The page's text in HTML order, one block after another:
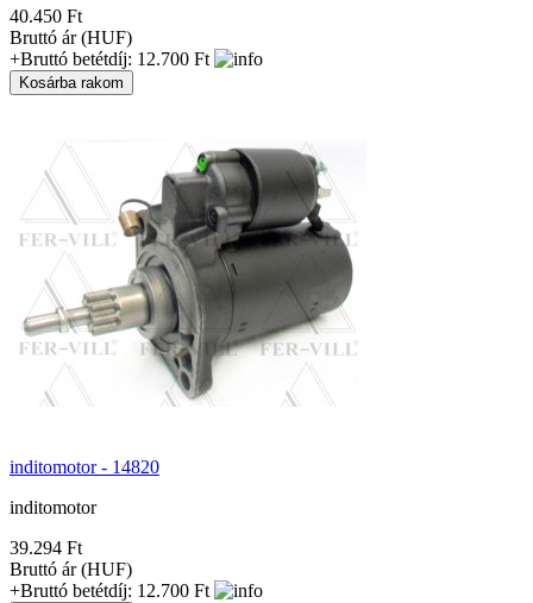
40.450 Ft
Bruttó ár (HUF)
+Bruttó betétdíj: 12.700 Ft
inditomotor - 14820
inditomotor
39.294 Ft
Bruttó ár (HUF)
+Bruttó betétdíj: 12.700 Ft